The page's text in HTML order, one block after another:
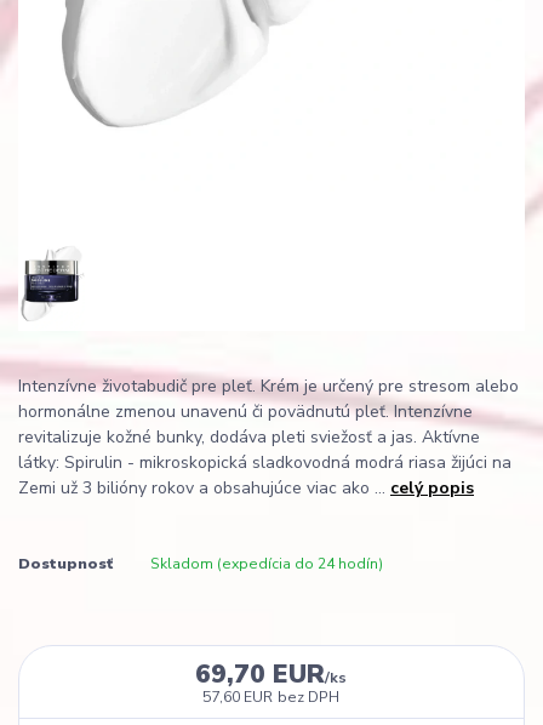
Intenzívne životabudič pre pleť. Krém je určený pre stresom alebo
hormonálne zmenou unavenú či povädnutú pleť. Intenzívne
revitalizuje kožné bunky, dodáva pleti sviežosť a jas. Aktívne
látky: Spirulin - mikroskopická sladkovodná modrá riasa žijúci na
Zemi už 3 bilióny rokov a obsahujúce viac ako ... celý popis
Dostupnosť Skladom (expedícia do 24 hodín)
69,70 EUR/ks
57,60 EUR bez DPH